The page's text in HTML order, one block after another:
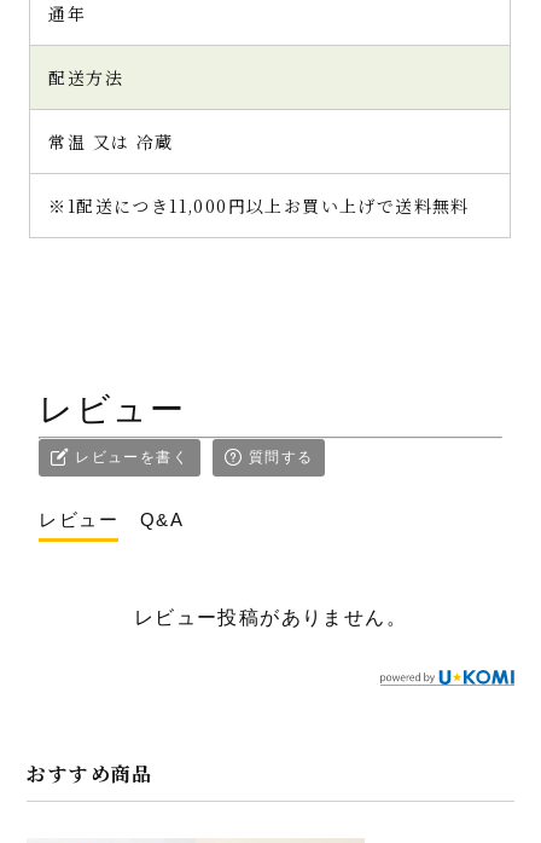
通年
配送方法
常温 又は 冷蔵
※1配送につき11,000円以上お買い上げで送料無料
レビュー
レビューを書く 質問する
レビュー Q&A
レビュー投稿がありません。
おすすめ商品